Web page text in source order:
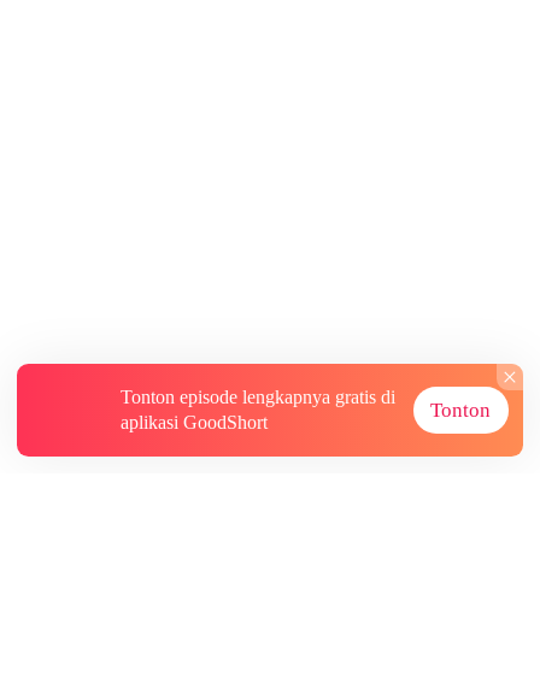
Tonton episode lengkapnya gratis di
aplikasi GoodShort
Tonton